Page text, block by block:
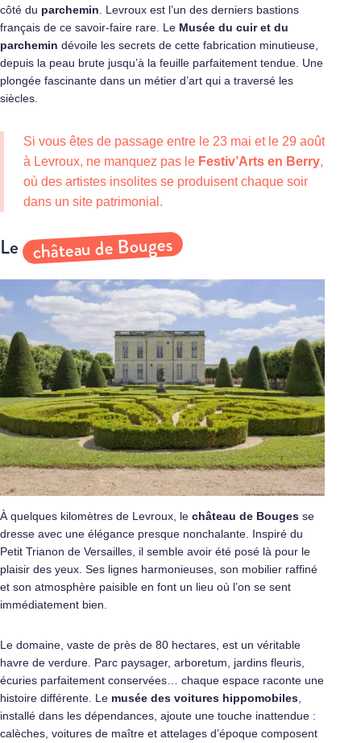
côté du parchemin . Levroux est l’un des derniers bastions
français de ce savoir‑faire rare. Le Musée du cuir et du
parchemin dévoile les secrets de cette fabrication minutieuse,
depuis la peau brute jusqu’à la feuille parfaitement tendue. Une
plongée fascinante dans un métier d’art qui a traversé les
siècles.
Si vous êtes de passage entre le 23 mai et le 29 août
à Levroux, ne manquez pas le Festiv’Arts en Berry,
où des artistes insolites se produisent chaque soir
dans un site patrimonial.
Le château de Bouges
À quelques kilomètres de Levroux, le château de Bouges se
dresse avec une élégance presque nonchalante. Inspiré du
Petit Trianon de Versailles, il semble avoir été posé là pour le
plaisir des yeux. Ses lignes harmonieuses, son mobilier raffiné
et son atmosphère paisible en font un lieu où l’on se sent
immédiatement bien.
Le domaine, vaste de près de 80 hectares, est un véritable
havre de verdure. Parc paysager, arboretum, jardins fleuris,
écuries parfaitement conservées… chaque espace raconte une
histoire différente. Le musée des voitures hippomobiles,
installé dans les dépendances, ajoute une touche inattendue :
calèches, voitures de maître et attelages d’époque composent